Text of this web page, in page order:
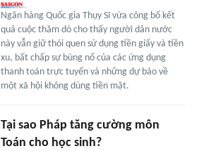
Ngân hàng Quốc gia Thụy Sĩ vừa công bố kết
quả cuộc thăm dò cho thấy người dân nước
này vẫn giữ thói quen sử dụng tiền giấy và tiền
xu, bất chấp sự bùng nổ của các ứng dụng
thanh toán trực tuyến và những dự báo về
một xã hội không dùng tiền mặt.
Tại sao Pháp tăng cường môn
Toán cho học sinh?